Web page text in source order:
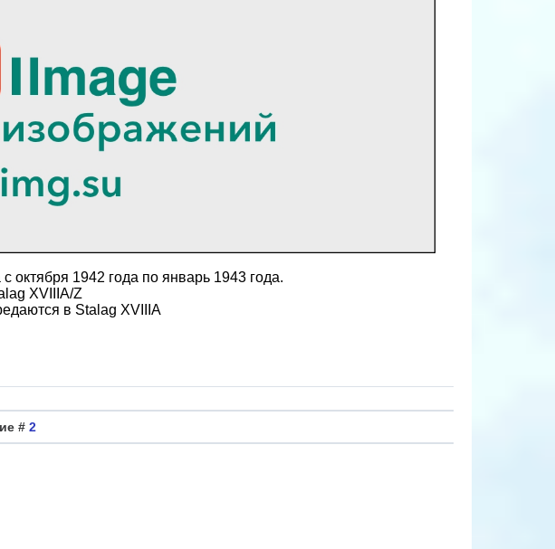
октября 1942 года по январь 1943 года.
XVIIIA/Z
в Stalag XVIIIA
# 2